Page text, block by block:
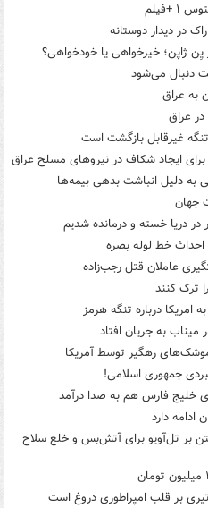
در دیدار دوستانه
یِن ژاپن؛ خیرخواهی یا خودخواهی؟
دنبال می‌شود
به عراق
غیرقابل بازگشت است
برای ایجاد شکاف در نیروهای مسلح عراق
به دلیل انباشت بدهی بیمه‌ها
جهان
خط لوله بصره
عاملان قتل رجب‌زاده
ترک کنند
درباره تنگه هرمز
به جریان افتاد
موشک‌های رهگیر توسط آمریکا
جمهوری اسلامی!
خلیج فارس هم به صدا درآمد
ادامه دارد
بر تل‌آویو برای آتش‌بس و خلع سلاح
بر قلب امپراطوری دروغ است